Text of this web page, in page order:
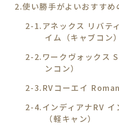
使い勝手がよいおすす
アネックス リバテ
イム（キャブコン）
ワークヴォックス
ンコン）
RVコーエイ
インディアナRV
（軽キャン）